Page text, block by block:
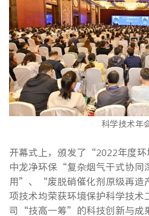
科学技术年
开幕式上，颁发了“2022年度
中龙净环保“复杂烟气干式协同
用”、“废脱硝催化剂原级再造
项技术均荣获环境保护科学技术
司“技高一筹”的科技创新与成